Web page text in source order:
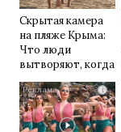
Скрытая камера
на пляже Крыма:
Что люди
вытворяют, когда
их не видят...
i